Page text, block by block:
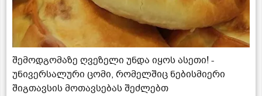
შემოდგომაზე ღვეზელი უნდა იყოს ასეთი! -
უნივერსალური ცომი, რომელშიც ნებისმიერი
შიგთავსის მოთავსებას შეძლებთ